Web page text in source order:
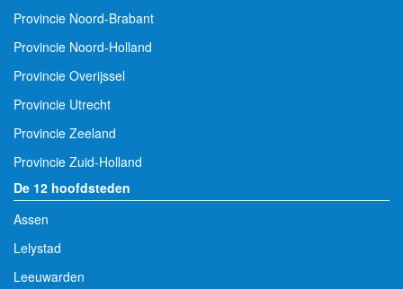
Provincie Noord-Brabant
Provincie Noord-Holland
Provincie Overijssel
Provincie Utrecht
Provincie Zeeland
Provincie Zuid-Holland
De 12 hoofdsteden
Assen
Lelystad
Leeuwarden